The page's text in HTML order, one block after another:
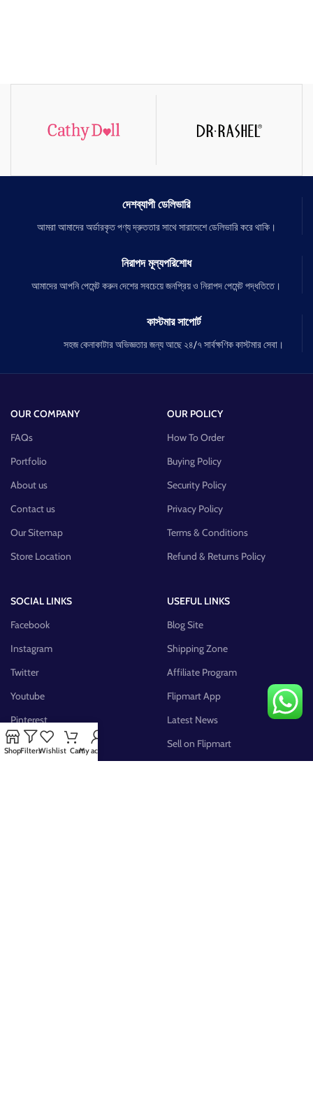
দেশব্যাপী ডেলিভারি
আমরা আমাদের অর্ডারকৃত পণ্য দ্রুততার সাথে সারাদেশে ডেলিভারি করে থাকি।
নিরাপদ মূল্যপরিশোধ
আমাদের আপনি পেমেন্ট করুন দেশের সবচেয়ে জনপ্রিয় ও নিরাপদ পেমেন্ট পদ্ধতিতে।
কাস্টমার সাপোর্ট
সহজ কেনাকাটার অভিজ্ঞতার জন্য আছে ২৪/৭ সার্বক্ষণিক কাস্টমার সেবা।
OUR COMPANY
FAQs
Portfolio
About us
Contact us
Our Sitemap
Store Location
OUR POLICY
How To Order
Buying Policy
Security Policy
Privacy Policy
Terms & Conditions
Refund & Returns Policy
SOCIAL LINKS
Facebook
Instagram
Twitter
Youtube
Pinterest
FB Group
USEFUL LINKS
Blog Site
Shipping Zone
Affiliate Program
Flipmart App
Latest News
Sell on Flipmart
ShopFiltersWishlist CartMy account